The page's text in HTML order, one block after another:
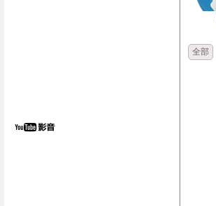
全部